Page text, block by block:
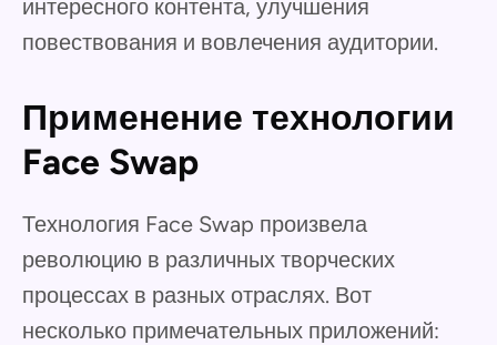
интересного контента, улучшения
повествования и вовлечения аудитории.
Применение технологии
Face Swap
Технология Face Swap произвела
революцию в различных творческих
процессах в разных отраслях. Вот
несколько примечательных приложений: